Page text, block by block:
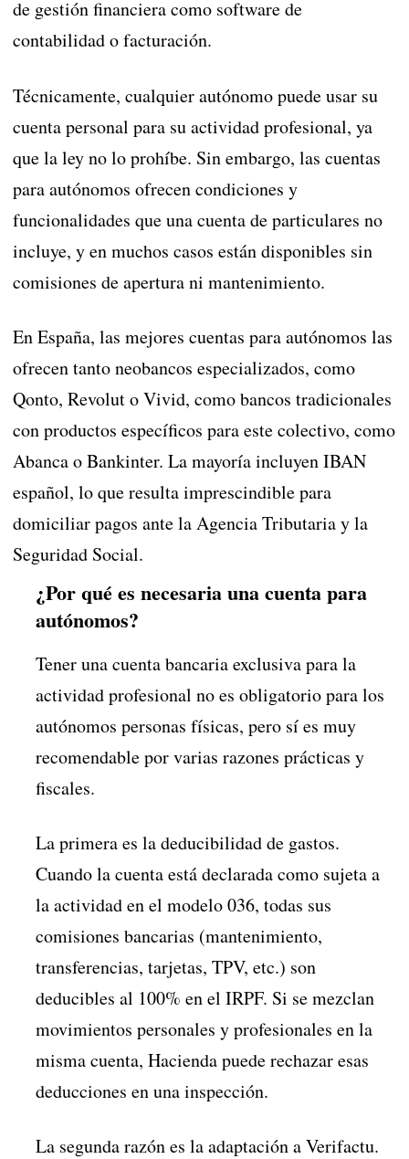
de gestión financiera como software de
contabilidad o facturación.
Técnicamente, cualquier autónomo puede usar su
cuenta personal para su actividad profesional, ya
que la ley no lo prohíbe. Sin embargo, las cuentas
para autónomos ofrecen condiciones y
funcionalidades que una cuenta de particulares no
incluye, y en muchos casos están disponibles sin
comisiones de apertura ni mantenimiento.
En España, las mejores cuentas para autónomos las
ofrecen tanto neobancos especializados, como
Qonto, Revolut o Vivid, como bancos tradicionales
con productos específicos para este colectivo, como
Abanca o Bankinter. La mayoría incluyen IBAN
español, lo que resulta imprescindible para
domiciliar pagos ante la Agencia Tributaria y la
Seguridad Social.
¿Por qué es necesaria una cuenta para
autónomos?
Tener una cuenta bancaria exclusiva para la
actividad profesional no es obligatorio para los
autónomos personas físicas, pero sí es muy
recomendable por varias razones prácticas y
fiscales.
La primera es la deducibilidad de gastos.
Cuando la cuenta está declarada como sujeta a
la actividad en el modelo 036, todas sus
comisiones bancarias (mantenimiento,
transferencias, tarjetas, TPV, etc.) son
deducibles al 100% en el IRPF. Si se mezclan
movimientos personales y profesionales en la
misma cuenta, Hacienda puede rechazar esas
deducciones en una inspección.
La segunda razón es la adaptación a Verifactu.